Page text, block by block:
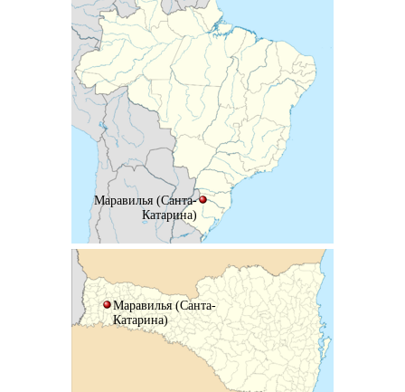
Маравилья (Санта-
Катарина)
Маравилья (Санта-
Катарина)